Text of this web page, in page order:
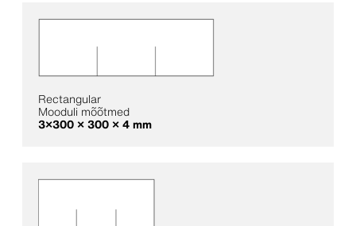
Rectangular
Mooduli mõõtmed
3×300 × 300 × 4 mm